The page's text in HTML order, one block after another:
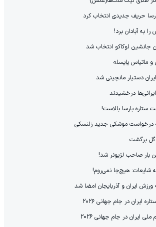
حریف جدیدی انتخاب کرد
به آبادان برد!
جانشین لوکاکو انتخاب شد
ماتیاس یایسله
دستیار مانچینی شد
درخشیدند
ستاره بارسا بالاست!
درخواست موشکی جدید زلنسکی
گل برگشت
بار صاحب لژیونر شد!
شایعات: هیچ‌جا نمی‌روم!
ایران و آذربایجان امضا شد
ایران در جام جهانی ۲۰۲۶
ایران در جام جهانی 2026